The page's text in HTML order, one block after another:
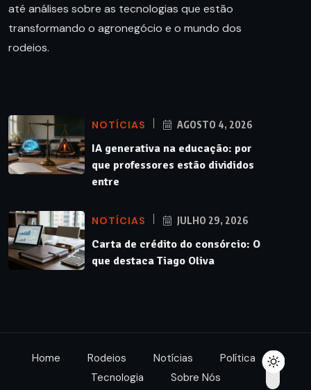
até análises sobre as tecnologias que estão
transformando o agronegócio e o mundo dos
rodeios.
NOTÍCIAS AGOSTO 4, 2026
IA generativa na educação: por
que professores estão divididos
entre
NOTÍCIAS JULHO 29, 2026
Carta de crédito do consórcio: O
que destaca Tiago Oliva
Home Rodeios Notícias
Política
Tecnologia
Sobre Nós